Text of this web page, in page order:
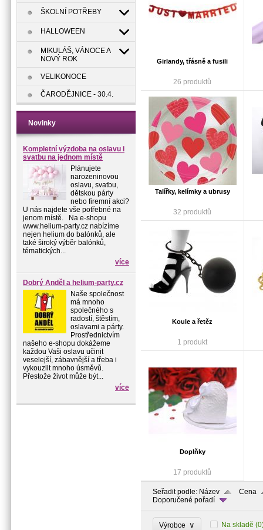
ŠKOLNÍ POTŘEBY
HALLOWEEN
MIKULÁŠ, VÁNOCE A
NOVÝ ROK
VELIKONOCE
ČARODĚJNICE - 30.4.
Novinky
Kompletní výzdoba na oslavu i
svatbu na jednom místě
Plánujete
narozeninovou
oslavu, svatbu,
dětskou párty
nebo firemní akci?
U nás najdete vše potřebné na
jenom místě. Na e-shopu
www.helium-party.cz nabízíme
nejen helium do balónků, ale
také široký výběr balónků,
tématických...
více
Dobrý Anděl a helium-party.cz
Naše společnost
má mnoho
společného s
radostí, štěstím,
oslavami a párty.
Prostřednictvím
našeho e-shopu dokážeme
každou Vaši oslavu učinit
veselejší, zábavnější a třeba i
vykouzlit mnoho úsměvů.
Přestože život může být...
více
Girlandy, třásně a fusili
26 produktů
Talířky, kelímky a ubrusy
32 produktů
Koule a řetěz
1 produkt
Doplňky
17 produktů
Seřadit podle: Název
Cena
Doporučené pořadí
Výrobce ∨ Na skladě